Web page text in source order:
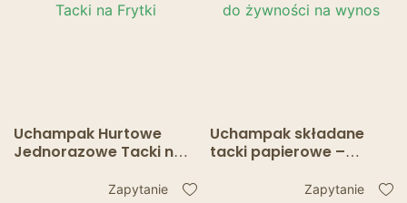
Uchampak Hurtowe
Jednorazowe Tacki na
Jednorazowe Tacki na
Zapytanie
Uchampak składane
tacki papierowe –
opakowania doZapytanie